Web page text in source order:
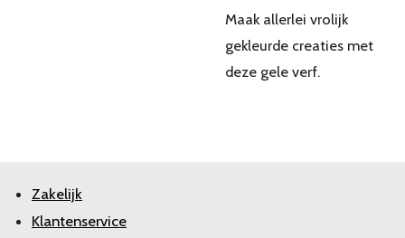
Maak allerlei vrolijk
gekleurde creaties met
deze gele verf.
Zakelijk
Klantenservice